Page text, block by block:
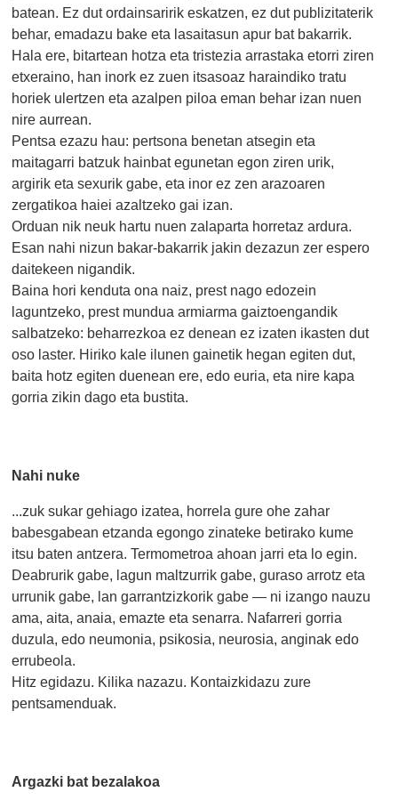
batean. Ez dut ordainsaririk eskatzen, ez dut publizitaterik
behar, emadazu bake eta lasaitasun apur bat bakarrik.
Hala ere, bitartean hotza eta tristezia arrastaka etorri ziren
etxeraino, han inork ez zuen itsasoaz haraindiko tratu
horiek ulertzen eta azalpen piloa eman behar izan nuen
nire aurrean.
Pentsa ezazu hau: pertsona benetan atsegin eta
maitagarri batzuk hainbat egunetan egon ziren urik,
argirik eta sexurik gabe, eta inor ez zen arazoaren
zergatikoa haiei azaltzeko gai izan.
Orduan nik neuk hartu nuen zalaparta horretaz ardura.
Esan nahi nizun bakar-bakarrik jakin dezazun zer espero
daitekeen nigandik.
Baina hori kenduta ona naiz, prest nago edozein
laguntzeko, prest mundua armiarma gaiztoengandik
salbatzeko: beharrezkoa ez denean ez izaten ikasten dut
oso laster. Hiriko kale ilunen gainetik hegan egiten dut,
baita hotz egiten duenean ere, edo euria, eta nire kapa
gorria zikin dago eta bustita.
Nahi nuke
...zuk sukar gehiago izatea, horrela gure ohe zahar
babesgabean etzanda egongo zinateke betirako kume
itsu baten antzera. Termometroa ahoan jarri eta lo egin.
Deabrurik gabe, lagun maltzurrik gabe, guraso arrotz eta
urrunik gabe, lan garrantzizkorik gabe — ni izango nauzu
ama, aita, anaia, emazte eta senarra. Nafarreri gorria
duzula, edo neumonia, psikosia, neurosia, anginak edo
errubeola.
Hitz egidazu. Kilika nazazu. Kontaizkidazu zure
pentsamenduak.
Argazki bat bezalakoa